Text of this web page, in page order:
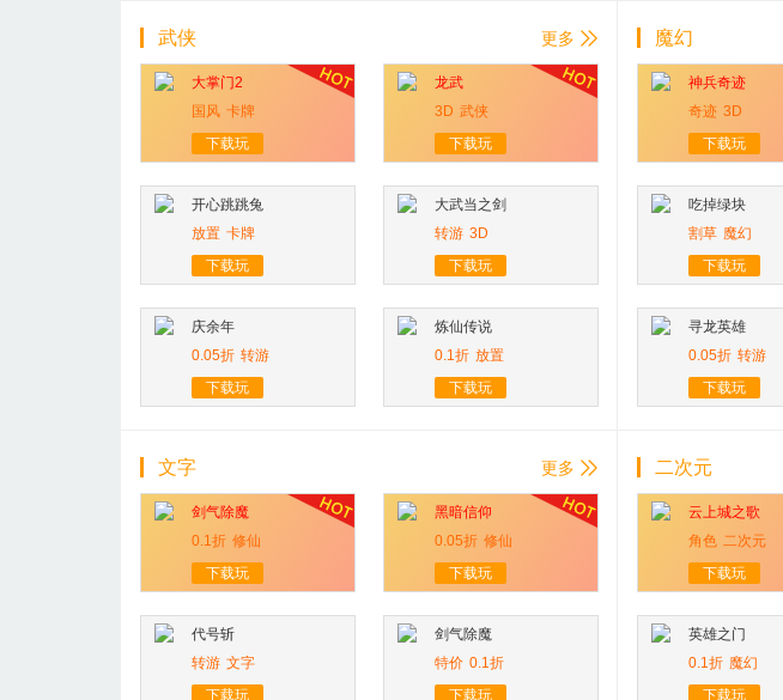
武侠 更多
大掌门2
国风 卡牌
下载玩
龙武
3D 武侠
下载玩
开心跳跳兔
放置 卡牌
下载玩
大武当之剑
转游 3D
下载玩
庆余年
0.05折 转游
下载玩
炼仙传说
0.1折 放置
下载玩
魔幻
神兵奇迹
奇迹 3D
下载玩
吃掉绿块
割草 魔幻
下载玩
寻龙英雄
0.05折 转游
下载玩
文字 更多
剑气除魔
0.1折 修仙
下载玩
黑暗信仰
0.05折 修仙
下载玩
代号斩
转游 文字
下载玩
剑气除魔
特价 0.1折
下载玩
二次元
云上城之歌
角色 二次元
下载玩
英雄之门
0.1折 魔幻
下载玩